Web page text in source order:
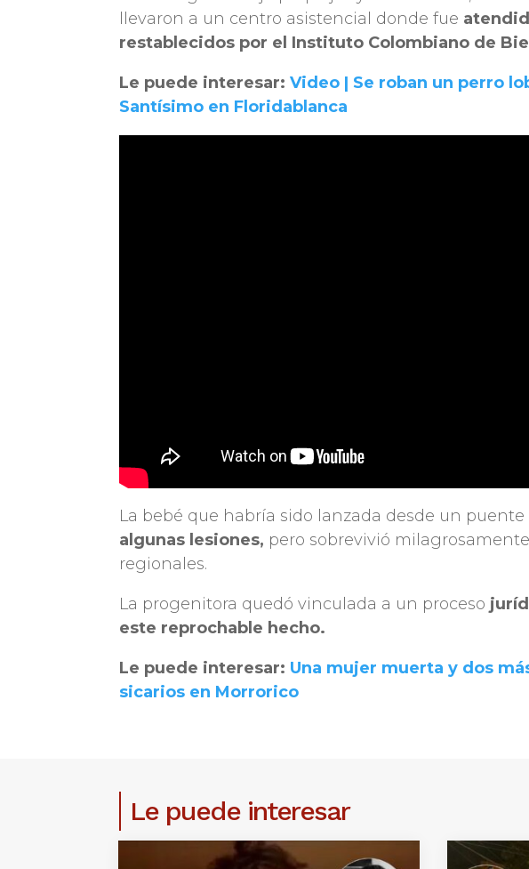
llevaron a un centro asistencial donde fue
restablecidos por el Instituto Colombiano de
Le puede interesar:Video | Se roban un perro
Santísimo en Floridablanca
La bebé que habría sido lanzada desde un
algunas lesiones, pero sobrevivió
regionales.
La progenitora quedó vinculada a un proceso
este reprochable hecho.
Le puede interesar: Una mujer muerta y dos
sicarios en Morrorico
Le puede interesar